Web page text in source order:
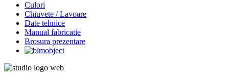
Culori
Chiuvete / Lavoare
Date tehnice
Manual fabricatie
Brosura prezentare